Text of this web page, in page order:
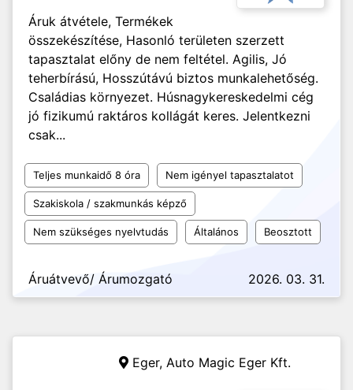
Áruk átvétele, Termékek
összekészítése, Hasonló területen szerzett
tapasztalat előny de nem feltétel. Agilis, Jó
teherbírású, Hosszútávú biztos munkalehetőség.
Családias környezet. Húsnagykereskedelmi cég
jó fizikumú raktáros kollágát keres. Jelentkezni
csak...
Teljes munkaidő 8 óra Nem igényel tapasztalatot
Szakiskola / szakmunkás képző
Nem szükséges nyelvtudás Általános Beosztott
Áruátvevő/ Árumozgató 2026. 03. 31.
Eger, Auto Magic Eger Kft.